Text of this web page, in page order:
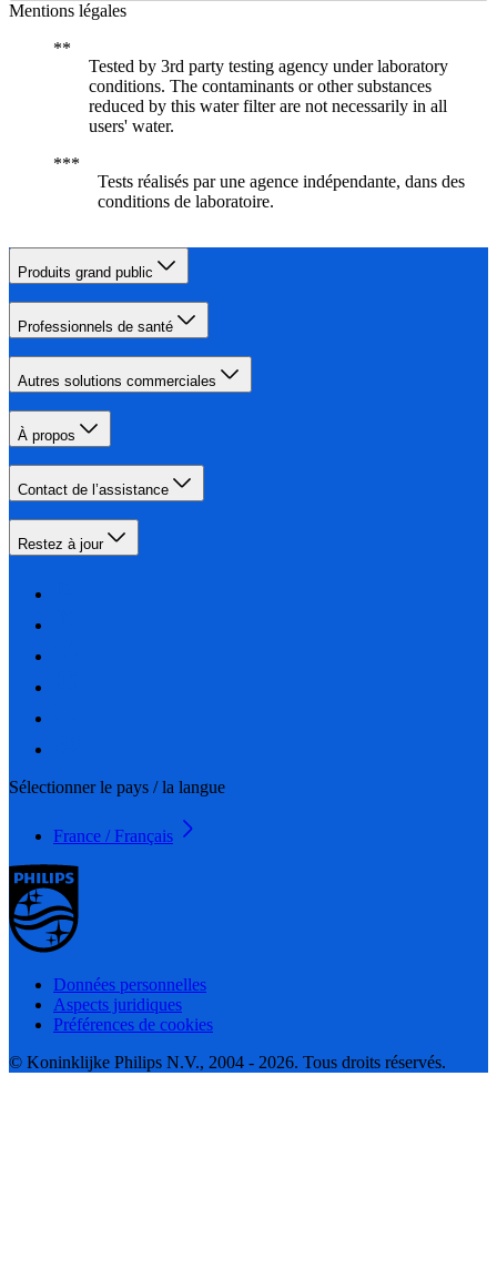
Mentions légales
Tested by 3rd party testing agency under laboratory
conditions. The contaminants or other substances
reduced by this water filter are not necessarily in all
users' water.
Tests réalisés par une agence indépendante, dans des
conditions de laboratoire.
Produits grand public
Professionnels de santé
Autres solutions commerciales
À propos
Contact de l’assistance
Restez à jour
Sélectionner le pays / la langue
France / Français
Données personnelles
Aspects juridiques
Préférences de cookies
© Koninklijke Philips N.V., 2004 - 2026. Tous droits réservés.